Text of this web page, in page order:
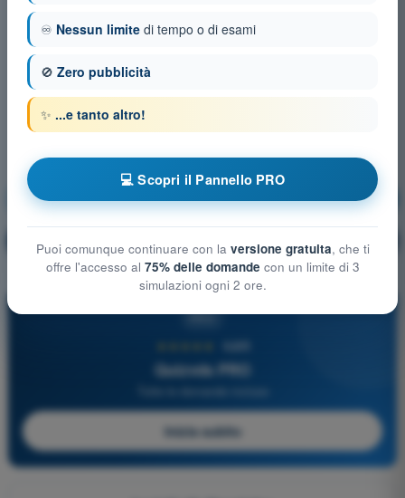
Materiali Allenamento!
Spiegazione domanda
PRO
4,6/5
Quizvds PRO
Inizia subito
♾️ Nessun limite di tempo o di esami
🚫 Zero pubblicità
✨ ...e tanto altro!
💻 Scopri il Pannello PRO
Puoi comunque continuare con la versione gratuita, che ti
offre l'accesso al 75% delle domande con un limite di 3
simulazioni ogni 2 ore.